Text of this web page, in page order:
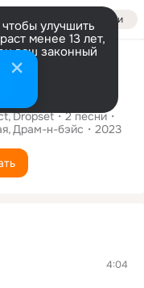
Войти
улучшить
менее 13 лет,
ваш законный
War EP
Dropset 2песни
Драм-н-бэйс 2023
4:04